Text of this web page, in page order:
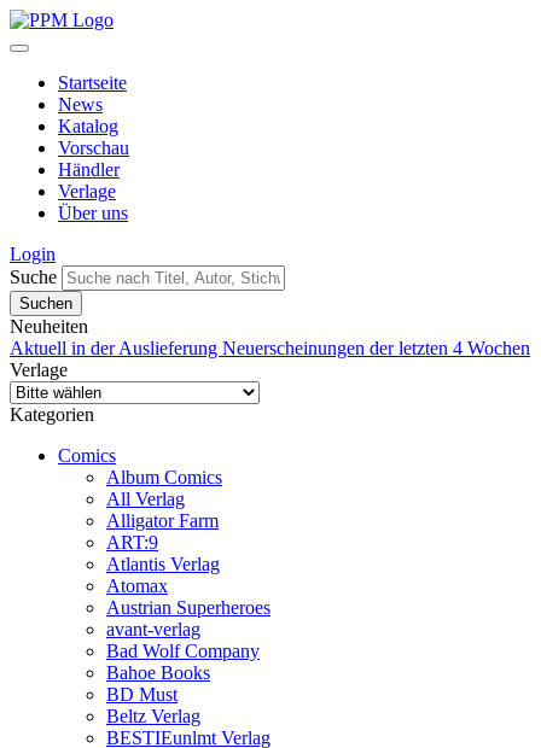
Startseite
News
Katalog
Vorschau
Händler
Verlage
Über uns
Login
Suche
Neuheiten
Aktuell in der Auslieferung Neuerscheinungen der letzten 4 Wochen
Verlage
Kategorien
Comics
Album Comics
All Verlag
Alligator Farm
ART:9
Atlantis Verlag
Atomax
Austrian Superheroes
avant-verlag
Bad Wolf Company
Bahoe Books
BD Must
Beltz Verlag
BESTIEunlmt Verlag